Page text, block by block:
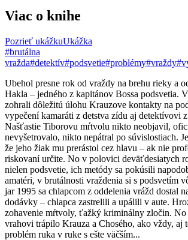
Viac o knihe
Pozrieť ukážkuUkážka
#brutálna
vražda#detektív#podsvetie#problémy#vraždy
Ubehol presne rok od vraždy na brehu rieky a
Hakla – jedného z kapitánov Bossa podsvetia.
zohrali dôležitú úlohu Krauzove kontakty na
vypečení kamaráti z detstva zídu aj detektívovi
Našťastie Tiborovu mŕtvolu nikto neobjavil,
nevyšetrovalo, nikto nepátral po súvislostiach.
že jeho žiak mu prerástol cez hlavu – ak nie
riskovaní určite. No v polovici deväťdesiatych
nielen podsvetie, ich metódy sa pokúsili
amatéri, v brutálnosti vraždenia si s podsvetím
jar 1995 sa chlapcom z oddelenia vrážd dostal
dodávky – chlapca zastrelili a upálili v aute.
zohavenie mŕtvoly, ťažký kriminálny zločin. No
vrahovi trápilo Krauza a Chosého, ako vždy, aj
problém ruka v ruke s ešte väčším...